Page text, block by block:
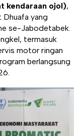
kendaraan ojol),
yang
se-Jabodetabek.
termasuk
motor ringan
berlangsung